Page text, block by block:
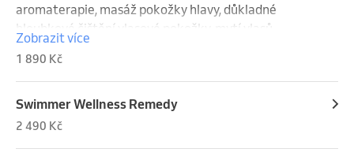
aromaterapie, masáž pokožky hlavy, důkladné
hloubkové čištění vlasové pokožky, mytí vlasů
speciální asijskou technikou, závěrečná péče, bylinná
terapie pomocí vlasové parní sauny, blowdry
(základní fénovaní bez stylingu), nápoj v ceně
Zobrazit více
1 890 Kč
Swimmer Wellness Remedy
2 490 Kč